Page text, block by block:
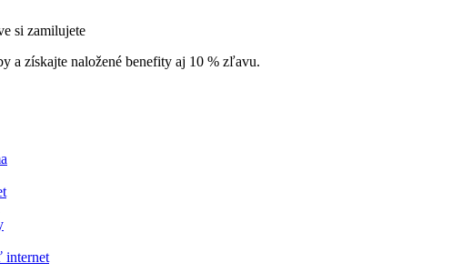
si zamilujete
a získajte naložené benefity aj 10 % zľavu.
internet